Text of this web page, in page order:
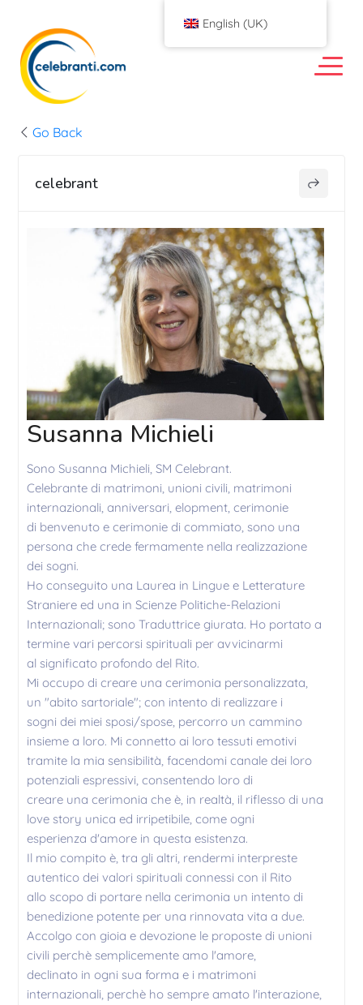
Go Back
celebrant
Susanna Michieli
Sono Susanna Michieli, SM Celebrant.
Celebrante di matrimoni, unioni civili, matrimoni
internazionali, anniversari, elopment, cerimonie
di benvenuto e cerimonie di commiato, sono una
persona che crede fermamente nella realizzazione
dei sogni.
Ho conseguito una Laurea in Lingue e Letterature
Straniere ed una in Scienze Politiche-Relazioni
Internazionali; sono Traduttrice giurata. Ho portato a
termine vari percorsi spirituali per avvicinarmi
al significato profondo del Rito.
Mi occupo di creare una cerimonia personalizzata,
un "abito sartoriale"; con intento di realizzare i
sogni dei miei sposi/spose, percorro un cammino
insieme a loro. Mi connetto ai loro tessuti emotivi
tramite la mia sensibilità, facendomi canale dei loro
potenziali espressivi, consentendo loro di
creare una cerimonia che è, in realtà, il riflesso di una
love story unica ed irripetibile, come ogni
esperienza d'amore in questa esistenza.
Il mio compito è, tra gli altri, rendermi interpreste
autentico dei valori spirituali connessi con il Rito
allo scopo di portare nella cerimonia un intento di
benedizione potente per una rinnovata vita a due.
Accolgo con gioia e devozione le proposte di unioni
civili perchè semplicemente amo l'amore,
declinato in ogni sua forma e i matrimoni
internazionali, perchè ho sempre amato l'interazione,
English (UK)